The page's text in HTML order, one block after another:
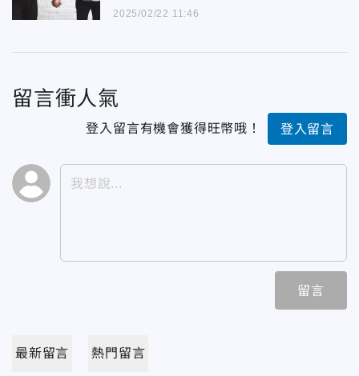
2025/02/22 11:46
留言衝人氣
登入留言有機會獲得旺幣哦！ 登入留言
留言
最新留言 熱門留言